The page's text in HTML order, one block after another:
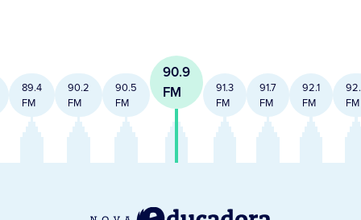
89.4
FM
90.2
FM
90.5
FM
90.9
FM
91.3
FM
91.7
FM
92.1
FM
FM